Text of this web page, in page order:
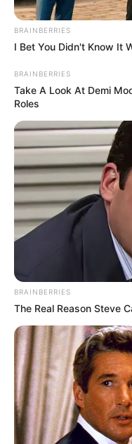
BRAINBERRIES
I Bet You Didn't Know It
BRAINBERRIES
Take A Look At Demi
Roles
BRAINBERRIES
The Real Reason Steve